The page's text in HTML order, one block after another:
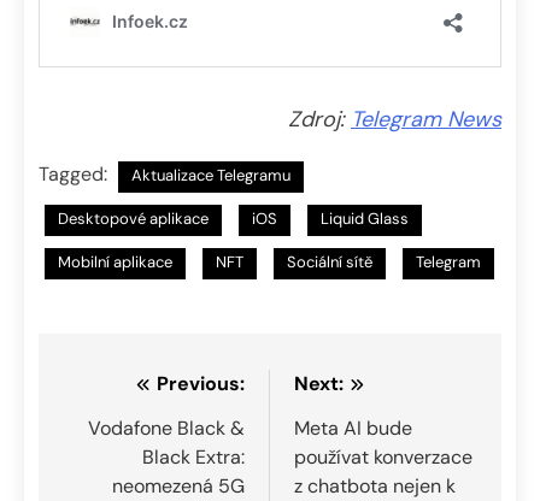
Zdroj: Telegram News
Tagged: Aktualizace Telegramu
Desktopové aplikace iOS Liquid Glass
Mobilní aplikace NFT Sociální sítě Telegram
Navigace
pro
příspěvek
Previous:
Vodafone Black &
Black Extra:
neomezená 5G
Next:
Meta AI bude
používat konverzace
z chatbota nejen k